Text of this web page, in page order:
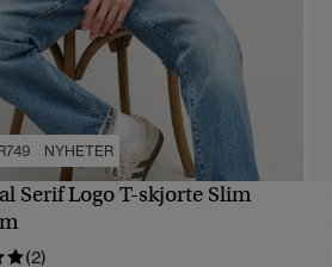
NYHETER
HURTIGVISNING
Serif Logo T-skjorte Slim
(2)